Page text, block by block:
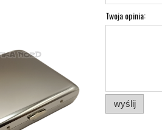
Twoja opinia:
wyślij